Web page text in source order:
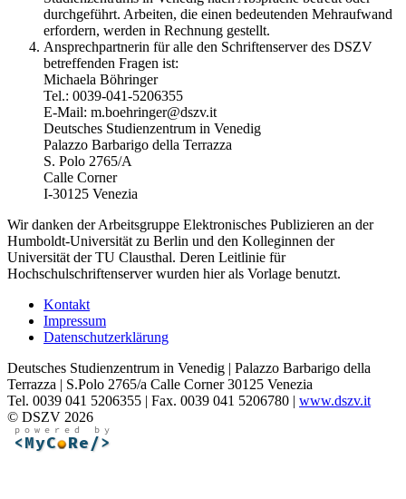
durchgeführt. Arbeiten, die einen bedeutenden Mehraufwand
erfordern, werden in Rechnung gestellt.
Ansprechpartnerin für alle den Schriftenserver des DSZV
betreffenden Fragen ist:
Michaela Böhringer
Tel.: 0039-041-5206355
E-Mail: m.boehringer@dszv.it
Deutsches Studienzentrum in Venedig
Palazzo Barbarigo della Terrazza
S. Polo 2765/A
Calle Corner
I-30125 Venezia
Wir danken der Arbeitsgruppe Elektronisches Publizieren an der
Humboldt-Universität zu Berlin und den Kolleginnen der
Universität der TU Clausthal. Deren Leitlinie für
Hochschulschriftenserver wurden hier als Vorlage benutzt.
Kontakt
Impressum
Datenschutzerklärung
Deutsches Studienzentrum in Venedig | Palazzo Barbarigo della
Terrazza | S.Polo 2765/a Calle Corner 30125 Venezia
Tel. 0039 041 5206355 | Fax. 0039 041 5206780 | www.dszv.it
© DSZV 2026